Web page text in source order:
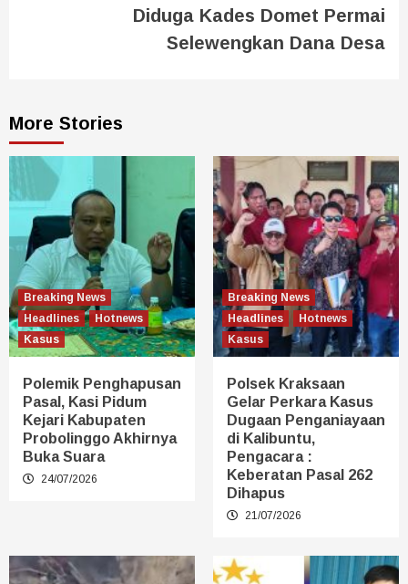
Diduga Kades Domet Permai
Selewengkan Dana Desa
More Stories
Breaking News
Headlines
Hotnews
Kasus
Polemik Penghapusan
Pasal, Kasi Pidum
Kejari Kabupaten
Probolinggo Akhirnya
Buka Suara
24/07/2026
Breaking News
Headlines
Hotnews
Kasus
Polsek Kraksaan
Gelar Perkara Kasus
Dugaan Penganiayaan
di Kalibuntu,
Pengacara :
Keberatan Pasal 262
Dihapus
21/07/2026